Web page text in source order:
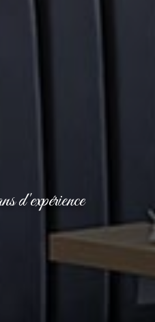
d'expérience